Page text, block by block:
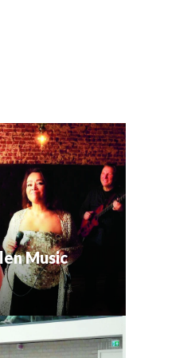
Music